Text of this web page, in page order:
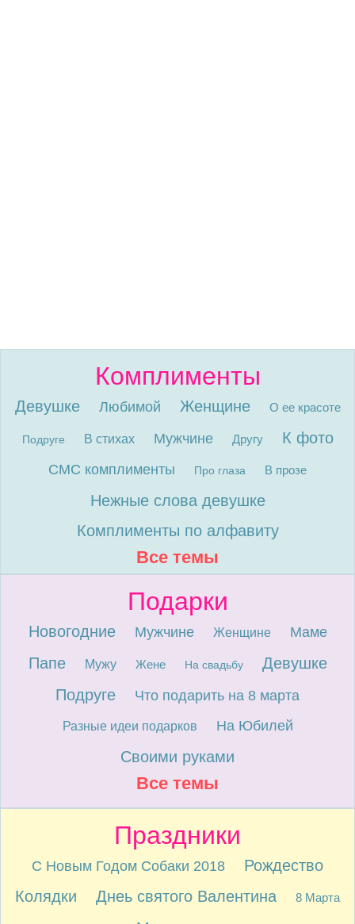
Комплименты
Девушке Любимой Женщине О ее красоте
Подруге В стихах Мужчине Другу К фото
СМС комплименты Про глаза В прозе
Нежные слова девушке
Комплименты по алфавиту
Все темы
Подарки
Новогодние Мужчине Женщине Маме
Папе Мужу Жене На свадьбу
Девушке
Подруге
Что подарить на 8 марта
Разные идеи подарков На Юбилей
Своими руками
Все темы
Праздники
С Новым Годом Собаки 2018
Рождество
Колядки
Днеь святого Валентина 8 Марта